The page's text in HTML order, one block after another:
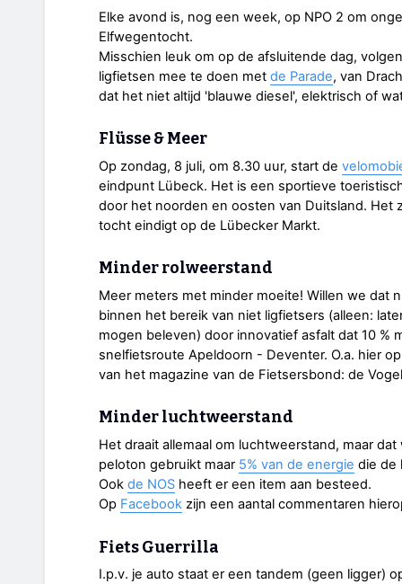
Elke avond is, nog een week, op NPO 2 om
Elfwegentocht.
Misschien leuk om op de afsluitende dag,
ligfietsen mee te doen met de Parade, van
dat het niet altijd 'blauwe diesel', elektrisch of
Flüsse & Meer
Op zondag, 8 juli, om 8.30 uur, start de
eindpunt Lübeck. Het is een sportieve
door het noorden en oosten van Duitsland. Het
tocht eindigt op de Lübecker Markt.
Minder rolweerstand
Meer meters met minder moeite! Willen we dat
binnen het bereik van niet ligfietsers (alleen:
mogen beleven) door innovatief asfalt dat 10 %
snelfietsroute Apeldoorn - Deventer. O.a. hier
van het magazine van de Fietsersbond: de
Minder luchtweerstand
Het draait allemaal om luchtweerstand, maar
peloton gebruikt maar 5% van de energie die de
Ook de NOS heeft er een item aan besteed.
Op Facebook zijn een aantal commentaren
Fiets Guerrilla
I.p.v. je auto staat er een tandem (geen ligger)